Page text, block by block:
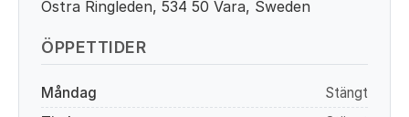
Östra Ringleden, 534 50 Vara, Sweden
ÖPPETTIDER
Måndag
Stängt